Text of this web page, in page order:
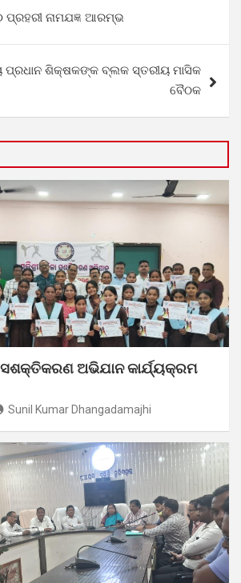
ପ୍ରହରୀ ନାମଯଜ୍ଞ ଆରମ୍ଭ
ଶିକ୍ଷକଙ୍କ ବ୍ଲକ ସ୍ତରୀୟ ମାସିକ
ବୈଠକ
ସଶକ୍ତିକରଣ ଅଭିଯାନ କାର୍ଯ୍ୟକ୍ରମ
Sunil Kumar Dhangadamajhi